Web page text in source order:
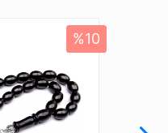
Tekli ve Çiftli Çekime
Standart Tesbih İpi
Dayanıklı Tesbih
Kutusu
%10